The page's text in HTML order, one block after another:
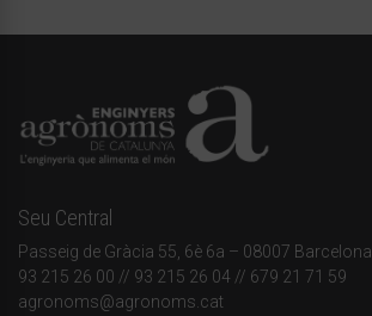
Seu Central
Passeig de Gràcia 55, 6è 6a – 08007 Barcelona
93 215 26 00 // 93 215 26 04 // 679 21 71 59
agronoms@agronoms.cat